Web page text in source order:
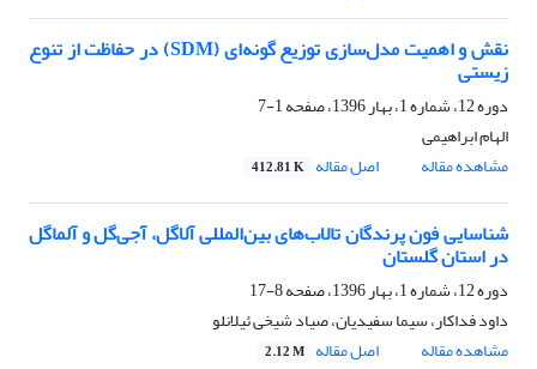
نقش و اهمیت مدل‌سازی توزیع گونه‌ای (SDM) در حفاظت از تنوع
زیستی
دوره 12، شماره 1، بهار 1396، صفحه
1-7
الهام ابراهیمی
مشاهده مقاله
اصل مقاله 412.81 K
شناسایی فون پرندگان تالاب‌های بین‌المللی آلاگل، آجی‌گل و آلماگل
در استان گلستان
دوره 12، شماره 1، بهار 1396، صفحه
8-17
داود فداکار، سیما سفیدیان، صیاد شیخی ئیلانلو
مشاهده مقاله
اصل مقاله 2.12 M